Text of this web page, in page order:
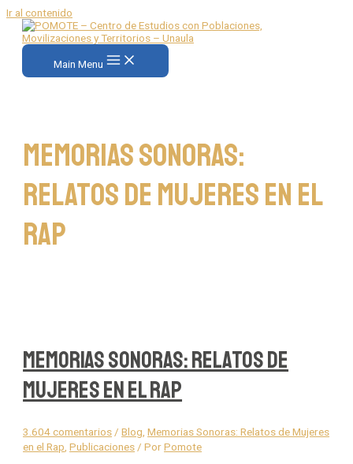
Ir al contenido
Main Menu
Memorias Sonoras:
Relatos de Mujeres en el
Rap
MEMORIAS SONORAS: RELATOS DE
MUJERES EN EL RAP
3.604 comentarios/Blog,Memorias Sonoras: Relatos de Mujeres
en el Rap,Publicaciones/ PorPomote